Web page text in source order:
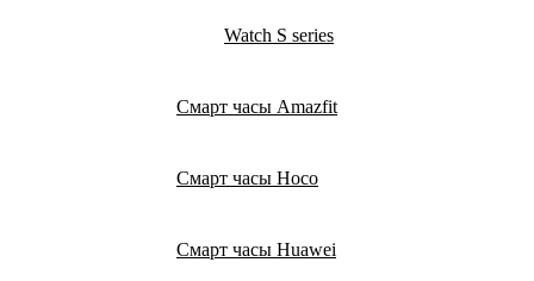
Watch S series
Смарт часы Amazfit
Смарт часы Hoco
Смарт часы Huawei